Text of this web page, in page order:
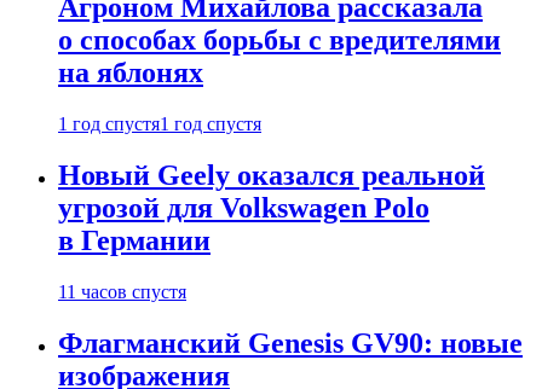
Агроном Михайлова рассказала
о способах борьбы с вредителями
на яблонях
1 год спустя1 год спустя
Новый Geely оказался реальной
угрозой для Volkswagen Polo
в Германии
11 часов спустя
Флагманский Genesis GV90: новые
изображения